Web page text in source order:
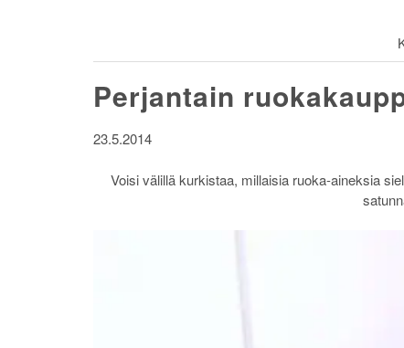
Perjantain
23.5.2014
Voisi välillä kurkistaa, millaisia ruoka-aineksia